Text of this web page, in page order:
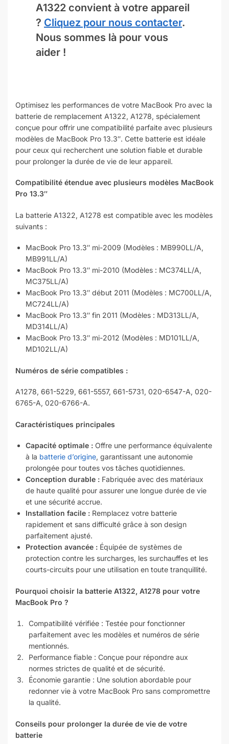
A1322 convient à votre appareil
? Cliquez pour nous contacter.
Nous sommes là pour vous
aider !
Optimisez les performances de votre MacBook Pro avec la
batterie de remplacement A1322, A1278, spécialement
conçue pour offrir une compatibilité parfaite avec plusieurs
modèles de MacBook Pro 13.3″. Cette batterie est idéale
pour ceux qui recherchent une solution fiable et durable
pour prolonger la durée de vie de leur appareil.
Compatibilité étendue avec plusieurs modèles MacBook
Pro 13.3″
La batterie A1322, A1278 est compatible avec les modèles
suivants :
MacBook Pro 13.3″ mi-2009 (Modèles : MB990LL/A,
MB991LL/A)
MacBook Pro 13.3″ mi-2010 (Modèles : MC374LL/A,
MC375LL/A)
MacBook Pro 13.3″ début 2011 (Modèles : MC700LL/A,
MC724LL/A)
MacBook Pro 13.3″ fin 2011 (Modèles : MD313LL/A,
MD314LL/A)
MacBook Pro 13.3″ mi-2012 (Modèles : MD101LL/A,
MD102LL/A)
Numéros de série compatibles :
A1278, 661-5229, 661-5557, 661-5731, 020-6547-A, 020-
6765-A, 020-6766-A.
Caractéristiques principales
Capacité optimale : Offre une performance équivalente
à la batterie d’origine, garantissant une autonomie
prolongée pour toutes vos tâches quotidiennes.
Conception durable : Fabriquée avec des matériaux
de haute qualité pour assurer une longue durée de vie
et une sécurité accrue.
Installation facile : Remplacez votre batterie
rapidement et sans difficulté grâce à son design
parfaitement ajusté.
Protection avancée : Équipée de systèmes de
protection contre les surcharges, les surchauffes et les
courts-circuits pour une utilisation en toute tranquillité.
Pourquoi choisir la batterie A1322, A1278 pour votre
MacBook Pro ?
Compatibilité vérifiée : Testée pour fonctionner
parfaitement avec les modèles et numéros de série
mentionnés.
Performance fiable : Conçue pour répondre aux
normes strictes de qualité et de sécurité.
Économie garantie : Une solution abordable pour
redonner vie à votre MacBook Pro sans compromettre
la qualité.
Conseils pour prolonger la durée de vie de votre
batterie